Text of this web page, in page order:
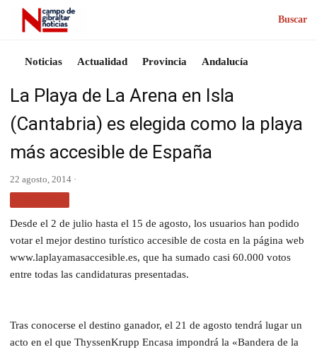
Buscar
Noticias Actualidad Provincia Andalucía
La Playa de La Arena en Isla
(Cantabria) es elegida como la playa
más accesible de España
22 agosto, 2014 ·
Desde el 2 de julio hasta el 15 de agosto, los usuarios han podido
votar el mejor destino turístico accesible de costa en la página web
www.laplayamasaccesible.es, que ha sumado casi 60.000 votos
entre todas las candidaturas presentadas.
Tras conocerse el destino ganador, el 21 de agosto tendrá lugar un
acto en el que ThyssenKrupp Encasa impondrá la «Bandera de la